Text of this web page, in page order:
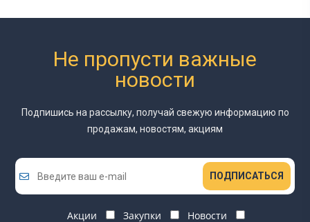
Не пропусти важные
новости
Подпишись на рассылку, получай свежую информацию по
продажам, новостям, акциям
ПОДПИСАТЬСЯ
Акции Закупки
Новости